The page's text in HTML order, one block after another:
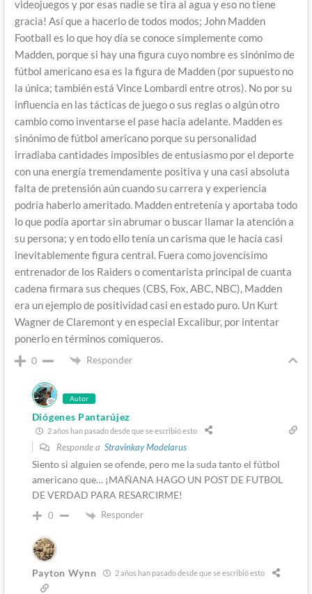
videojuegos y por esas nadie se tira al agua y eso no tiene
gracia! Así que a hacerlo de todos modos; John Madden
Football es lo que hoy día se conoce simplemente como
Madden, porque si hay una figura cuyo nombre es sinónimo de
fútbol americano esa es la figura de Madden (por supuesto no
la única; también está Vince Lombardi entre otros). No por su
influencia en las tácticas de juego o sus reglas o algún otro
cambio como inventarse el pase hacia adelante. Madden es
sinónimo de fútbol americano porque su personalidad
irradiaba cantidades imposibles de entusiasmo por el deporte
con una energía tremendamente positiva y una casi absoluta
falta de pretensión aún cuando su carrera y experiencia
podría haberlo ameritado. Madden entretenía y aportaba todo
lo que podía aportar sin abrumar o buscar llamar la atención a
su persona; y en todo ello tenía un carisma que le hacía casi
inevitablemente figura central. Fuera como jovencísimo
entrenador de los Raiders o comentarista principal de cuanta
cadena firmara sus cheques (CBS, Fox, ABC, NBC), Madden
era un ejemplo de positividad casi en estado puro. Un Kurt
Wagner de Claremont y en especial Excalibur, por intentar
ponerlo en términos comiqueros.
0 Responder
Autor
Diógenes Pantarújez
2 años han pasado desde que se escribió esto
Responde a Stravinkay Modelarus
Siento si alguien se ofende, pero me la suda tanto el fútbol
americano que… ¡MAÑANA HAGO UN POST DE FUTBOL
DE VERDAD PARA RESARCIRME!
0 Responder
Payton Wynn 2 años han pasado desde que se escribió esto